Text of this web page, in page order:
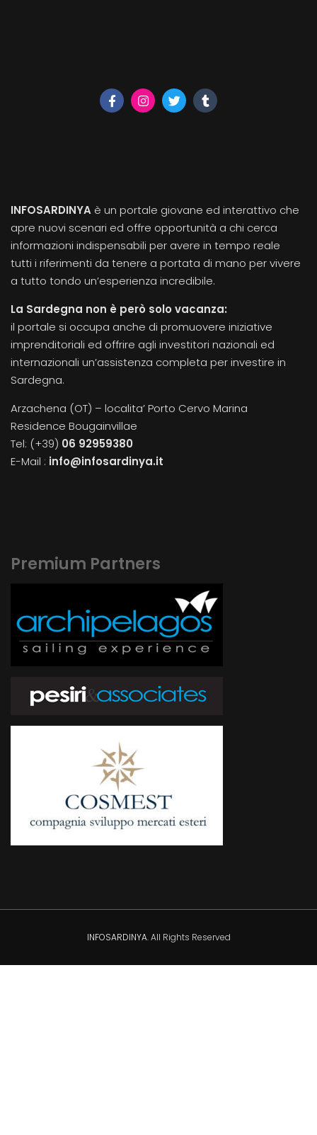
INFOSARDINYA è un portale giovane ed interattivo che
apre nuovi scenari ed offre opportunità a chi cerca
informazioni indispensabili per avere in tempo reale
tutti i riferimenti da tenere a portata di mano per vivere
a tutto tondo un’esperienza incredibile.
La Sardegna non è però solo vacanza:
il portale si occupa anche di promuovere iniziative
imprenditoriali ed offrire agli investitori nazionali ed
internazionali un’assistenza completa per investire in
Sardegna.
Arzachena (OT) – localita’ Porto Cervo Marina
Residence Bougainvillae
Tel: (+39) 06 92959380
E-Mail : info@infosardinya.it
Premium Partners
INFOSARDINYA. All Rights Reserved